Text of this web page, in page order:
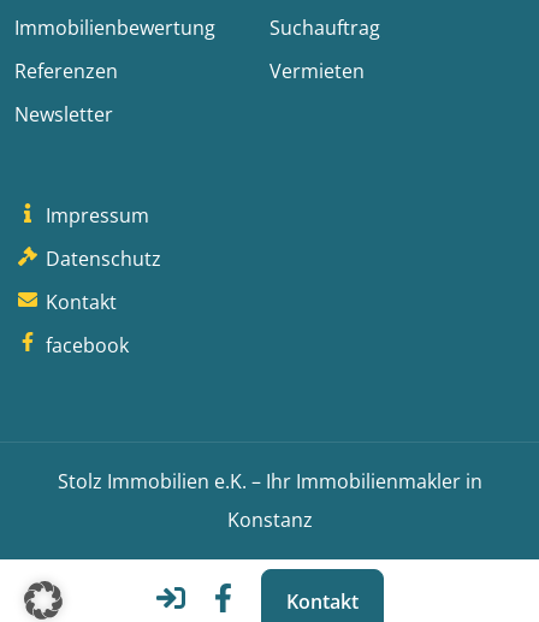
Kontakt
Immobilienbewertung
Suchauftrag
Referenzen
Vermieten
Newsletter
Impressum
Datenschutz
Kontakt
facebook
Stolz Immobilien e.K. – Ihr Immobilienmakler in
Konstanz